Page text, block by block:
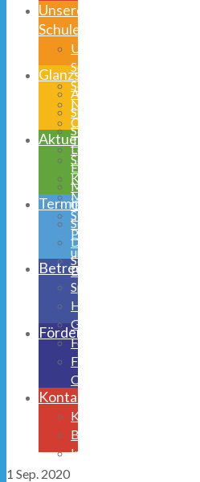
Unsere
Schule
Unsere
Schulhand
Schulprogramm
Niedernetphen
Obernetphen
Team
Schulmitwirkung
Kooperationen
Medienerziehung
Stunden-,
Pausen-
und
Busfahrzeiten
Glanzstücke
AGs
Schulsozialarbeit
Schülerparlament
Lego
Education
Musical
Galerie
Schulhund
Digitalisierung
Schulsozialarbeit
Aktuelles
Termine
Betreuung
Speiseplan
Halbtagsbetreuung
Ganztagsschule
Ferienbetreuung
Freistellungsantrag
OGS
Förderverein
Kontakt
Krankmeldung
Beurlaubungen
Impressum/Datenschutz
1 Sep. 2020